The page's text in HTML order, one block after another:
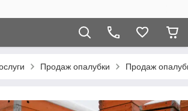
Продаж опалубки Продаж